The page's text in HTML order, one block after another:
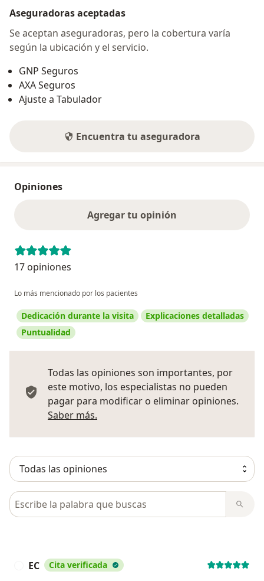
Aseguradoras aceptadas
Se aceptan aseguradoras, pero la cobertura varía
según la ubicación y el servicio.
GNP Seguros
AXA Seguros
Ajuste a Tabulador
Encuentra tu aseguradora
Opiniones
Agregar tu opinión
17 opiniones
Lo más mencionado por los pacientes
Dedicación durante la visita
Explicaciones detalladas
Puntualidad
Todas las opiniones son importantes, por
este motivo, los especialistas no pueden
pagar para modificar o eliminar opiniones.
Saber más.
Busca en opiniones
EC Cita verificada